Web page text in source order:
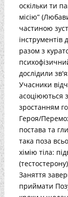
оскільки ти
місію”
частиною
інструментів
разом з
дослідили
Учасники
асоціюються
зростанням
Героя/
постава та
така поза
хімію тіла:
Заняття
приймати